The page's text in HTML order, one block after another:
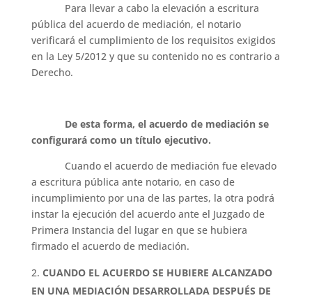
Para llevar a cabo la elevación a escritura
pública del acuerdo de mediación, el notario
verificará el cumplimiento de los requisitos exigidos
en la Ley 5/2012 y que su contenido no es contrario a
Derecho.
De esta forma, el acuerdo de mediación se
configurará como un título ejecutivo.
Cuando el acuerdo de mediación fue elevado
a escritura pública ante notario, en caso de
incumplimiento por una de las partes, la otra podrá
instar la ejecución del acuerdo ante el Juzgado de
Primera Instancia del lugar en que se hubiera
firmado el acuerdo de mediación.
CUANDO EL ACUERDO SE HUBIERE ALCANZADO
EN UNA MEDIACIÓN DESARROLLADA DESPUÉS DE